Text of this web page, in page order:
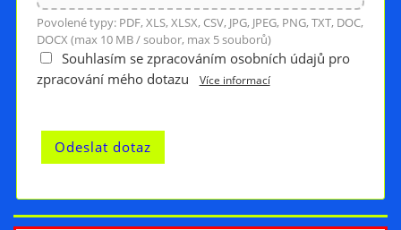
Povolené typy: PDF, XLS, XLSX, CSV, JPG, JPEG, PNG, TXT, DOC,
DOCX (max 10 MB / soubor, max 5 souborů)
Souhlasím se zpracováním osobních údajů pro
zpracování mého dotazu
Více informací